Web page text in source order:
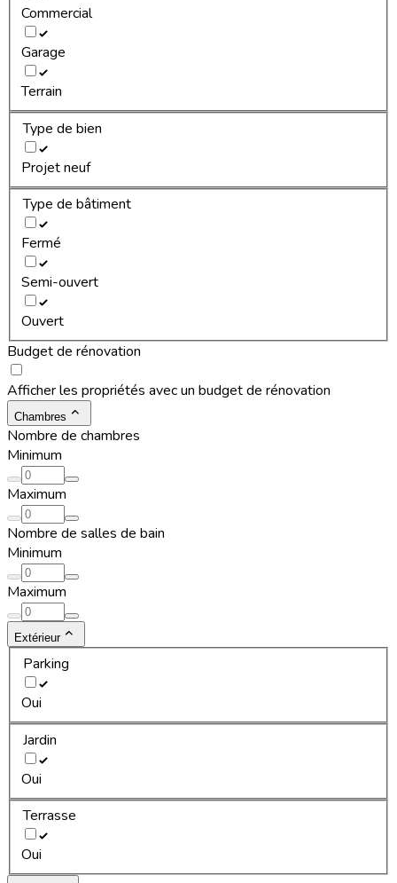
Commercial
Garage
Terrain
Type de bien
Projet neuf
Type de bâtiment
Fermé
Semi-ouvert
Ouvert
Budget de rénovation
Afficher les propriétés avec un budget de rénovation
Chambres
Nombre de chambres
Minimum
Maximum
Nombre de salles de bain
Minimum
Maximum
Extérieur
Parking
Oui
Jardin
Oui
Terrasse
Oui